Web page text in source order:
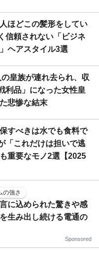
ほどこの髪形をしてい
信頼されない「ビジネ
ヘアスタイル3選
皇族が連れ去られ、収
利品」になった女性皇
悲惨な結末
すべきは水でも食料で
「これだけは担いで逃
重要なモノ2選【2025
の強さ
に込められた驚きや感
生み出し続ける電通の
Sponsored